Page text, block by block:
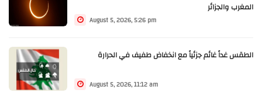
المغرب والجزائر
August 5, 2026, 5:26 pm
الطقس غداً غائم جزئياً مع انخفاض طفيف في الحرارة
August 5, 2026, 11:12 am